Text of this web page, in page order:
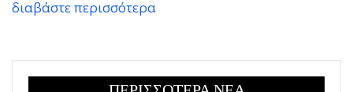
διαβάστε περισσότερα